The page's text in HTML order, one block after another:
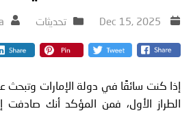
تحديثات
إذا كنت سائقًا في دولة الإمارات وتبحث
الطراز الأول، فمن المؤكد أنك صادفت